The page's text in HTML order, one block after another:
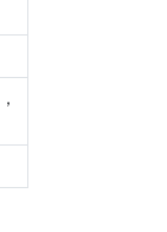
，